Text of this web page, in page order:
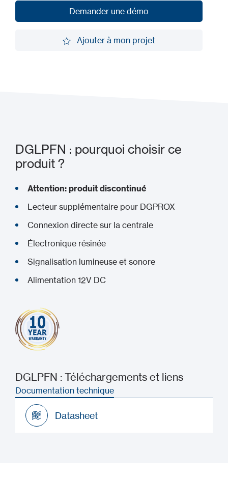
Demander une démo
Ajouter à mon projet
DGLPFN : pourquoi choisir ce
produit ?
Attention: produit discontinué
Lecteur supplémentaire pour DGPROX
Connexion directe sur la centrale
Électronique résinée
Signalisation lumineuse et sonore
Alimentation 12V DC
DGLPFN : Téléchargements et liens
Documentation technique
Datasheet